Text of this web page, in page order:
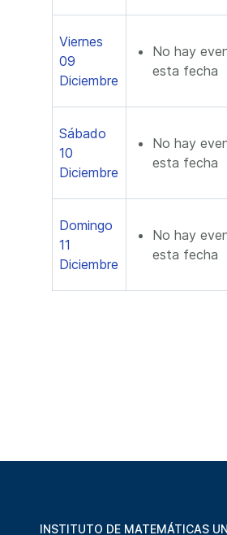
Viernes
09
Diciembre
No hay
esta fecha
Sábado
10
Diciembre
No hay
esta fecha
Domingo
11
Diciembre
No hay
esta fecha
INSTITUTO DE MATEMÁTICAS